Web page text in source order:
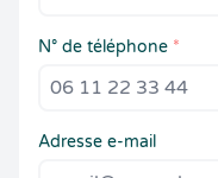
N° de téléphone *
Adresse e-mail